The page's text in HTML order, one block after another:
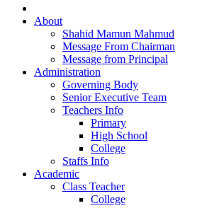
About
Shahid Mamun Mahmud
Message From Chairman
Message from Principal
Administration
Governing Body
Senior Executive Team
Teachers Info
Primary
High School
College
Staffs Info
Academic
Class Teacher
College